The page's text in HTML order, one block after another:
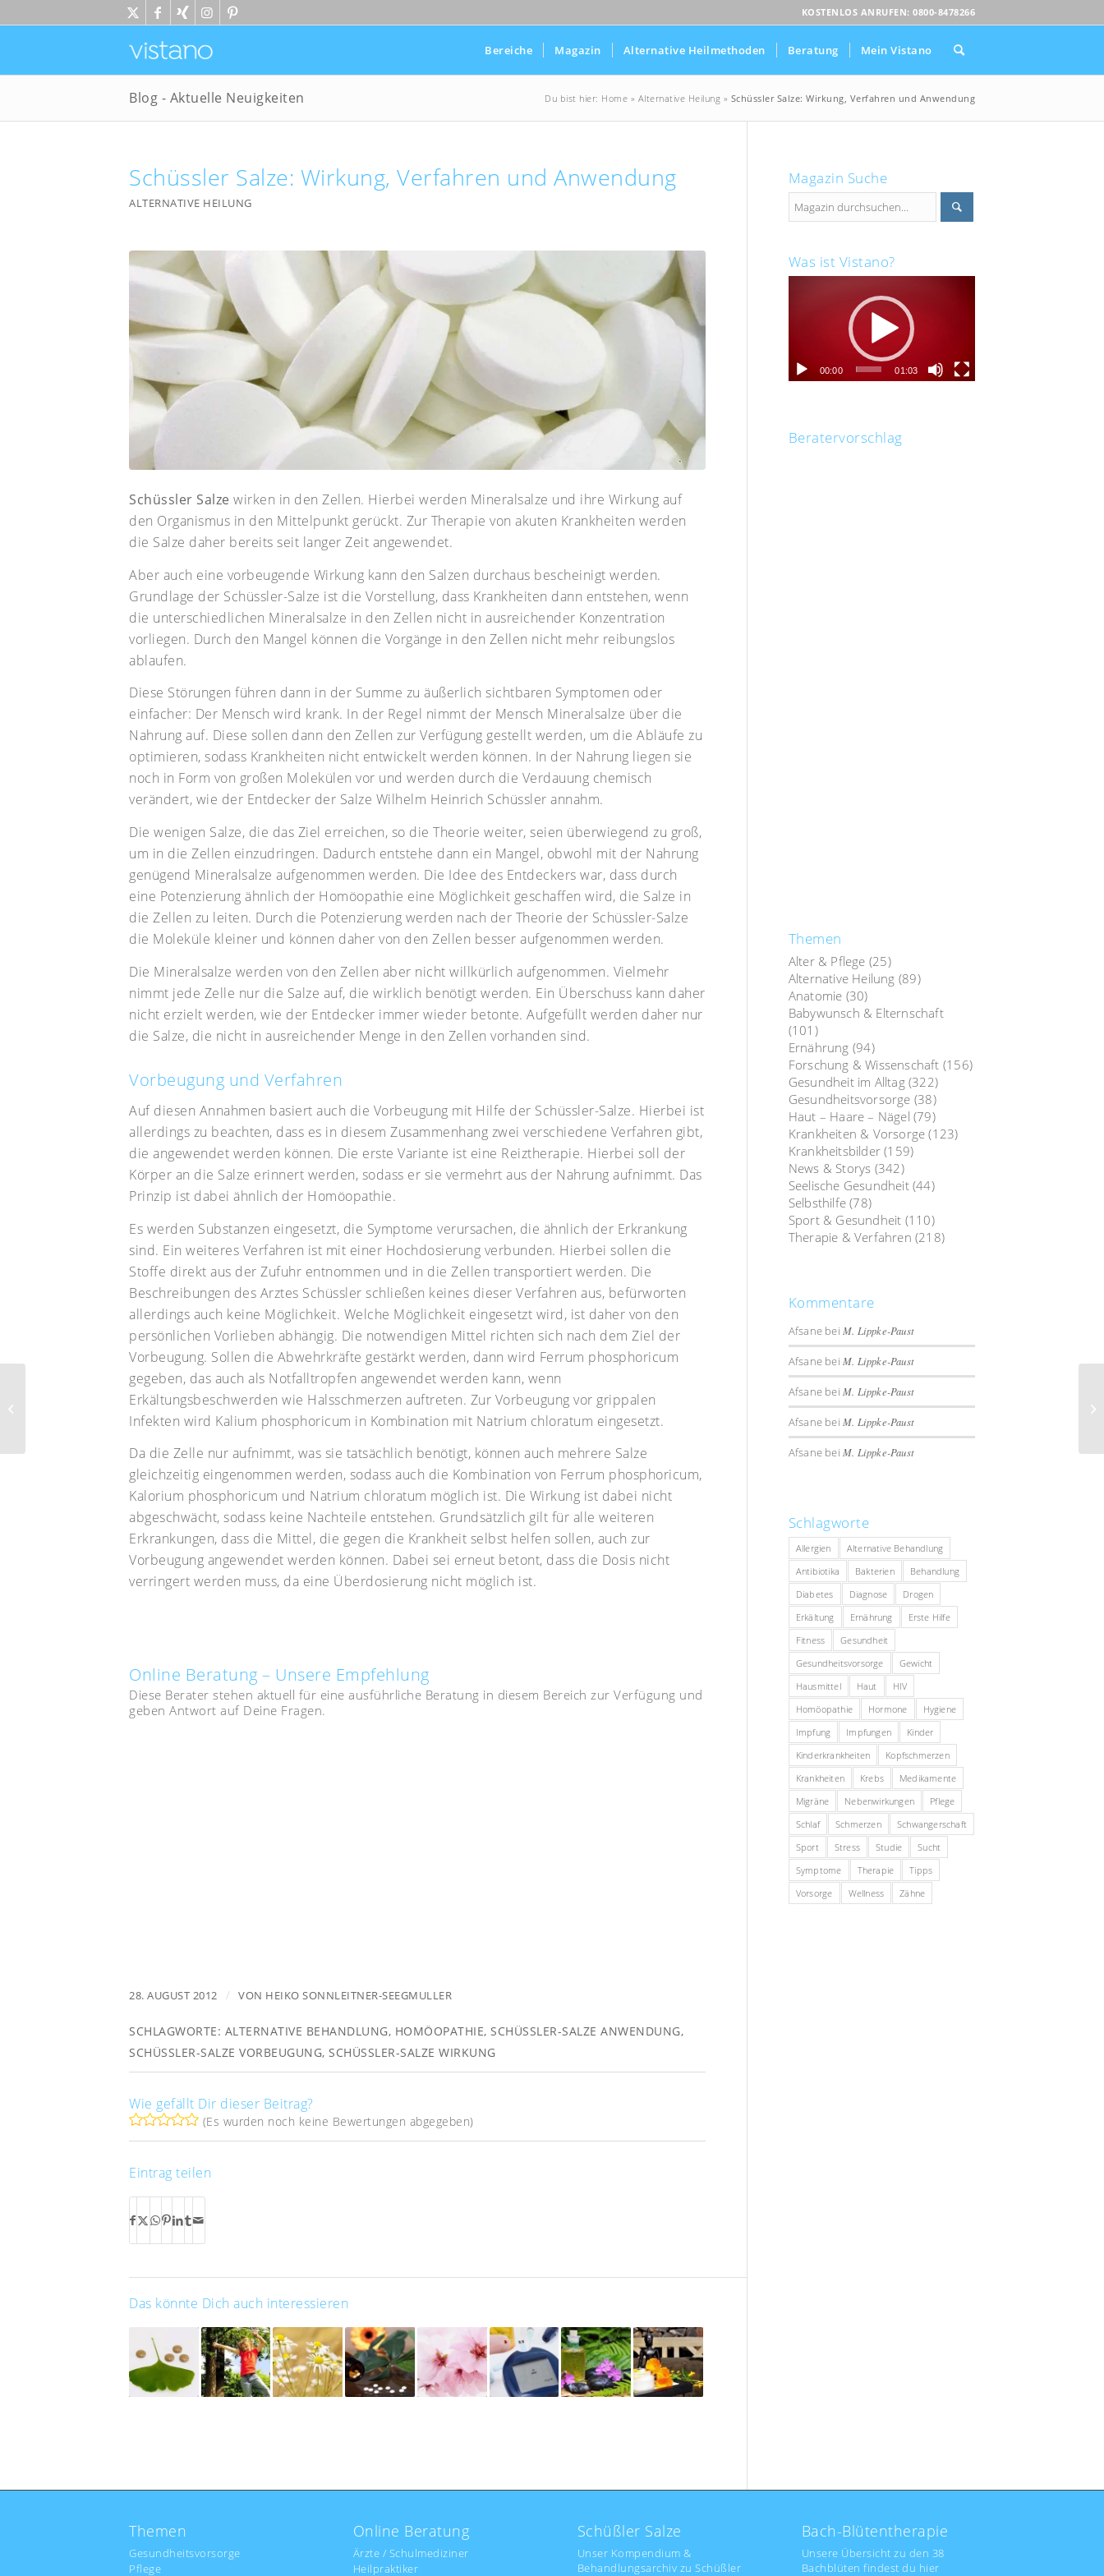
KOSTENLOS ANRUFEN: 0800-8478266
Bereiche Magazin Alternative Heilmethoden Beratung Mein Vistano
Blog - Aktuelle Neuigkeiten Du bist hier: Home » Alternative Heilung » Schüssler Salze: Wirkung, Verfahren und Anwendung
Schüssler Salze: Wirkung, Verfahren und Anwendung
ALTERNATIVE HEILUNG
Schüssler Salze wirken in den Zellen. Hierbei werden Mineralsalze und ihre Wirkung auf
den Organismus in den Mittelpunkt gerückt. Zur Therapie von akuten Krankheiten werden
die Salze daher bereits seit langer Zeit angewendet.
Aber auch eine vorbeugende Wirkung kann den Salzen durchaus bescheinigt werden.
Grundlage der Schüssler-Salze ist die Vorstellung, dass Krankheiten dann entstehen, wenn
die unterschiedlichen Mineralsalze in den Zellen nicht in ausreichender Konzentration
vorliegen. Durch den Mangel können die Vorgänge in den Zellen nicht mehr reibungslos
ablaufen.
Diese Störungen führen dann in der Summe zu äußerlich sichtbaren Symptomen oder
einfacher: Der Mensch wird krank. In der Regel nimmt der Mensch Mineralsalze über die
Nahrung auf. Diese sollen dann den Zellen zur Verfügung gestellt werden, um die Abläufe zu
optimieren, sodass Krankheiten nicht entwickelt werden können. In der Nahrung liegen sie
noch in Form von großen Molekülen vor und werden durch die Verdauung chemisch
verändert, wie der Entdecker der Salze Wilhelm Heinrich Schüssler annahm.
Die wenigen Salze, die das Ziel erreichen, so die Theorie weiter, seien überwiegend zu groß,
um in die Zellen einzudringen. Dadurch entstehe dann ein Mangel, obwohl mit der Nahrung
genügend Mineralsalze aufgenommen werden. Die Idee des Entdeckers war, dass durch
eine Potenzierung ähnlich der Homöopathie eine Möglichkeit geschaffen wird, die Salze in
die Zellen zu leiten. Durch die Potenzierung werden nach der Theorie der Schüssler-Salze
die Moleküle kleiner und können daher von den Zellen besser aufgenommen werden.
Die Mineralsalze werden von den Zellen aber nicht willkürlich aufgenommen. Vielmehr
nimmt jede Zelle nur die Salze auf, die wirklich benötigt werden. Ein Überschuss kann daher
nicht erzielt werden, wie der Entdecker immer wieder betonte. Aufgefüllt werden daher nur
die Salze, die nicht in ausreichender Menge in den Zellen vorhanden sind.
Vorbeugung und Verfahren
Auf diesen Annahmen basiert auch die Vorbeugung mit Hilfe der Schüssler-Salze. Hierbei ist
allerdings zu beachten, dass es in diesem Zusammenhang zwei verschiedene Verfahren gibt,
die angewendet werden können. Die erste Variante ist eine Reiztherapie. Hierbei soll der
Körper an die Salze erinnert werden, sodass er sie vermehrt aus der Nahrung aufnimmt. Das
Prinzip ist dabei ähnlich der Homöopathie.
Es werden Substanzen eingesetzt, die Symptome verursachen, die ähnlich der Erkrankung
sind. Ein weiteres Verfahren ist mit einer Hochdosierung verbunden. Hierbei sollen die
Stoffe direkt aus der Zufuhr entnommen und in die Zellen transportiert werden. Die
Beschreibungen des Arztes Schüssler schließen keines dieser Verfahren aus, befürworten
allerdings auch keine Möglichkeit. Welche Möglichkeit eingesetzt wird, ist daher von den
persönlichen Vorlieben abhängig. Die notwendigen Mittel richten sich nach dem Ziel der
Vorbeugung. Sollen die Abwehrkräfte gestärkt werden, dann wird Ferrum phosphoricum
gegeben, das auch als Notfalltropfen angewendet werden kann, wenn
Erkältungsbeschwerden wie Halsschmerzen auftreten. Zur Vorbeugung vor grippalen
Infekten wird Kalium phosphoricum in Kombination mit Natrium chloratum eingesetzt.
Da die Zelle nur aufnimmt, was sie tatsächlich benötigt, können auch mehrere Salze
gleichzeitig eingenommen werden, sodass auch die Kombination von Ferrum phosphoricum,
Kalorium phosphoricum und Natrium chloratum möglich ist. Die Wirkung ist dabei nicht
abgeschwächt, sodass keine Nachteile entstehen. Grundsätzlich gilt für alle weiteren
Erkrankungen, dass die Mittel, die gegen die Krankheit selbst helfen sollen, auch zur
Vorbeugung angewendet werden können. Dabei sei erneut betont, dass die Dosis nicht
verringert werden muss, da eine Überdosierung nicht möglich ist.
Online Beratung – Unsere Empfehlung
Diese Berater stehen aktuell für eine ausführliche Beratung in diesem Bereich zur Verfügung und
geben Antwort auf Deine Fragen.
28. AUGUST 2012 / VON HEIKO SONNLEITNER-SEEGMULLER
SCHLAGWORTE: ALTERNATIVE BEHANDLUNG, HOMÖOPATHIE, SCHÜSSLER-SALZE ANWENDUNG,
SCHÜSSLER-SALZE VORBEUGUNG, SCHÜSSLER-SALZE WIRKUNG
Wie gefällt Dir dieser Beitrag?
(Es wurden noch keine Bewertungen abgegeben)
Eintrag teilen
Das könnte Dich auch interessieren
Magazin Suche
Was ist Vistano?
00:00 01:03
Beratervorschlag
Themen
Alter & Pflege (25)
Alternative Heilung (89)
Anatomie (30)
Babywunsch & Elternschaft
(101)
Ernährung (94)
Forschung & Wissenschaft (156)
Gesundheit im Alltag(322)
Gesundheitsvorsorge (38)
Haut – Haare – Nägel (79)
Krankheiten & Vorsorge (123)
Krankheitsbilder (159)
News & Storys (342)
Seelische Gesundheit(44)
Selbsthilfe (78)
Sport & Gesundheit (110)
Therapie & Verfahren (218)
Kommentare
Afsane beiM. Lippke-Paust
Afsane beiM. Lippke-Paust
Afsane beiM. Lippke-Paust
Afsane beiM. Lippke-Paust
Afsane beiM. Lippke-Paust
Schlagworte
Allergien
Alternative Behandlung
Antibiotika
Bakterien
Behandlung
Diabetes
Diagnose
Drogen
Erkältung
Ernährung
Erste Hilfe
Fitness
Gesundheit
Gesundheitsvorsorge
Gewicht
Hausmittel
Haut
HIV
Homöopathie
Hormone
Hygiene
Impfung
Impfungen
Kinder
Kinderkrankheiten
Kopfschmerzen
Krankheiten
Krebs
Medikamente
Migräne
Nebenwirkungen
Pflege
Schlaf
Schmerzen
Schwangerschaft
Sport
Stress Studie
Sucht
Symptome
Therapie
Tipps
Vorsorge
Wellness Zähne
Themen
Gesundheitsvorsorge
Pflege
Online Beratung
Ärzte / Schulmediziner
Heilpraktiker
Schüßler Salze
Unser Kompendium &
Behandlungsarchiv zu Schüßler
Bach-Blütentherapie
Unsere Übersicht zu den 38
Bachblüten findest du hier
Mit Phytotherapie zur